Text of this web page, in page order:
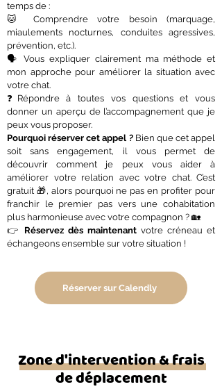
temps de :
🐱 Comprendre votre besoin (marquage,
miaulements nocturnes, conduites agressives,
prévention, etc.).
🗣️ Vous expliquer clairement ma méthode et
mon approche pour améliorer la situation avec
votre chat.
❓Répondre à toutes vos questions et vous
donner un aperçu de l’accompagnement que je
peux vous proposer.
Pourquoi réserver cet appel ?Bien que cet appel
soit sans engagement, il vous permet de
découvrir comment je peux vous aider à
améliorer votre relation avec votre chat. C’est
gratuit 🎁, alors pourquoi ne pas en profiter pour
franchir le premier pas vers une cohabitation
plus harmonieuse avec votre compagnon ? 🏡
👉
Réservez dès maintenant votre créneau et
échangeons ensemble sur votre situation !
Réserver sur Calendly
Zone d'intervention & frais
de déplacement